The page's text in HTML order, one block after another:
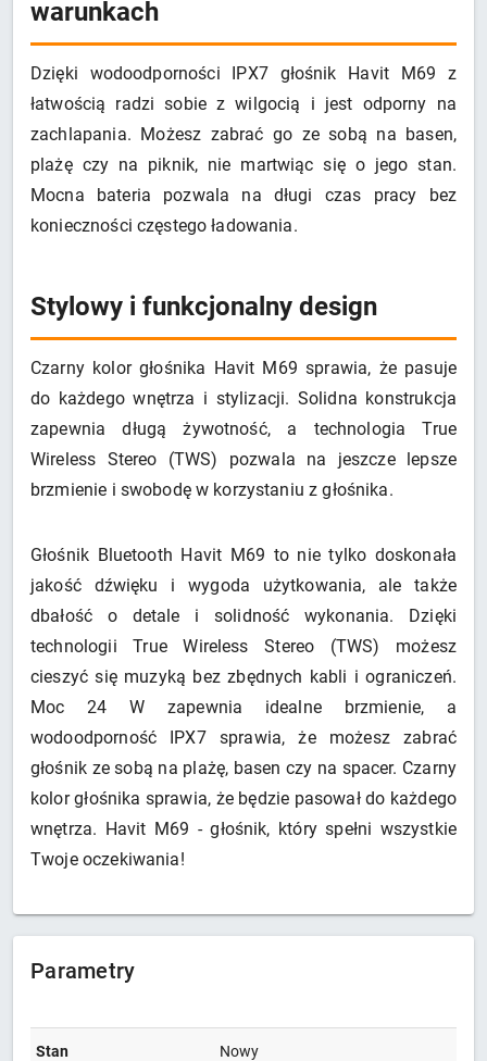
warunkach
Dzięki wodoodporności IPX7 głośnik Havit M69 z
łatwością radzi sobie z wilgocią i jest odporny na
zachlapania. Możesz zabrać go ze sobą na basen,
plażę czy na piknik, nie martwiąc się o jego stan.
Mocna bateria pozwala na długi czas pracy bez
konieczności częstego ładowania.
Stylowy i funkcjonalny design
Czarny kolor głośnika Havit M69 sprawia, że pasuje
do każdego wnętrza i stylizacji. Solidna konstrukcja
zapewnia długą żywotność, a technologia True
Wireless Stereo (TWS) pozwala na jeszcze lepsze
brzmienie i swobodę w korzystaniu z głośnika.
Głośnik Bluetooth Havit M69 to nie tylko doskonała
jakość dźwięku i wygoda użytkowania, ale także
dbałość o detale i solidność wykonania. Dzięki
technologii True Wireless Stereo (TWS) możesz
cieszyć się muzyką bez zbędnych kabli i ograniczeń.
Moc 24 W zapewnia idealne brzmienie, a
wodoodporność IPX7 sprawia, że możesz zabrać
głośnik ze sobą na plażę, basen czy na spacer. Czarny
kolor głośnika sprawia, że będzie pasował do każdego
wnętrza. Havit M69 - głośnik, który spełni wszystkie
Twoje oczekiwania!
Parametry
Stan Nowy